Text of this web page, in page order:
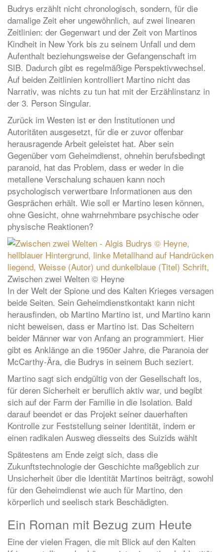
Budrys erzählt nicht chronologisch, sondern, für die
damalige Zeit eher ungewöhnlich, auf zwei linearen
Zeitlinien: der Gegenwart und der Zeit von Martinos
Kindheit in New York bis zu seinem Unfall und dem
Aufenthalt beziehungsweise der Gefangenschaft im
SIB. Dadurch gibt es regelmäßige Perspektivwechsel.
Auf beiden Zeitlinien kontrolliert Martino nicht das
Narrativ, was nichts zu tun hat mit der Erzählinstanz in
der 3. Person Singular.
Zurück im Westen ist er den Institutionen und
Autoritäten ausgesetzt, für die er zuvor offenbar
herausragende Arbeit geleistet hat. Aber sein
Gegenüber vom Geheimdienst, ohnehin berufsbedingt
paranoid, hat das Problem, dass er weder in die
metallene Verschalung schauen kann noch
psychologisch verwertbare Informationen aus den
Gesprächen erhält. Wie soll er Martino lesen können,
ohne Gesicht, ohne wahrnehmbare psychische oder
physische Reaktionen?
Zwischen zwei Welten © Heyne
In der Welt der Spione und des Kalten Krieges versagen
beide Seiten. Sein Geheimdienstkontakt kann nicht
herausfinden, ob Martino Martino ist, und Martino kann
nicht beweisen, dass er Martino ist. Das Scheitern
beider Männer war von Anfang an programmiert. Hier
gibt es Anklänge an die 1950er Jahre, die Paranoia der
McCarthy-Ära, die Budrys in seinem Buch seziert.
Martino sagt sich endgültig von der Gesellschaft los,
für deren Sicherheit er beruflich aktiv war, und begibt
sich auf der Farm der Familie in die Isolation. Bald
darauf beendet er das Projekt seiner dauerhaften
Kontrolle zur Feststellung seiner Identität, indem er
einen radikalen Ausweg diesseits des Suizids wählt
Spätestens am Ende zeigt sich, dass die
Zukunftstechnologie der Geschichte maßgeblich zur
Unsicherheit über die Identität Martinos beiträgt, sowohl
für den Geheimdienst wie auch für Martino, den
körperlich und seelisch stark Beschädigten.
Ein Roman mit Bezug zum Heute
Eine der vielen Fragen, die mit Blick auf den Kalten